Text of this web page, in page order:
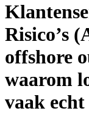
Risico’s
offshore
waarom
vaak